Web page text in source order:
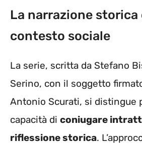
La narrazione storica
contesto sociale
La serie, scritta da Stefano
Serino, con il soggetto
Antonio Scurati, si distingue
capacità di coniugare
riflessione storica.